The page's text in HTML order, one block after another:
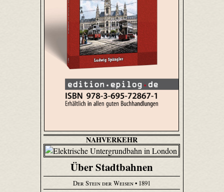
NAHVERKEHR
Über Stadtbahnen
Der Stein der Weisen• 1891